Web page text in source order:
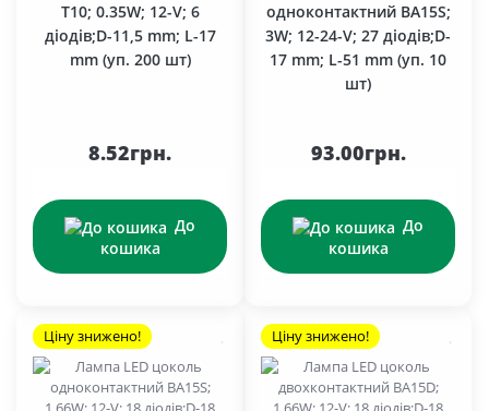
T10; 0.35W; 12-V; 6
діодів;D-11,5 mm; L-17
mm (уп. 200 шт)
8.52грн.
До
кошика
одноконтактний BA15S;
3W; 12-24-V; 27 діодів;D-
17 mm; L-51 mm (уп. 10
шт)
93.00грн.
До
кошика
Ціну знижено! Ціну знижено!